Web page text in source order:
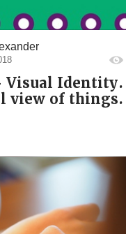
Visual Identity.
view of things.